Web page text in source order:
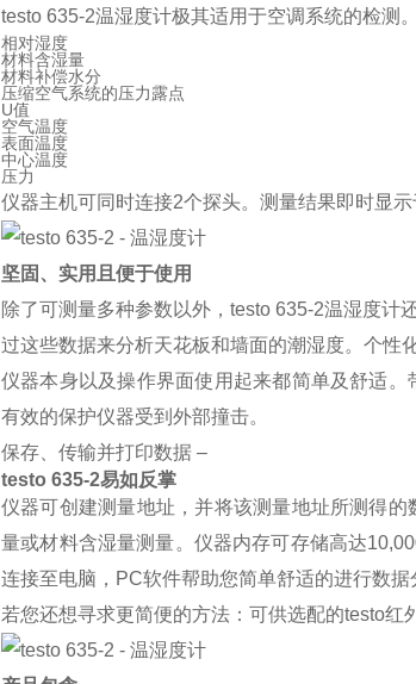
testo 635-2温湿度计极其适用于空调系统的检测
相对湿度
材料含湿量
材料补偿水分
压缩空气系统的压力露点
U值
空气温度
表面温度
中心温度
压力
仪器主机可同时连接2个探头。测量结果即时显示
坚固、实用且便于使用
除了可测量多种参数以外，testo 635-2温湿度计
过这些数据来分析天花板和墙面的潮湿度。个性
仪器本身以及操作界面使用起来都简单及舒适
有效的保护仪器受到外部撞击。
保存、传输并打印数据 –
testo 635-2易如反掌
仪器可创建测量地址，并将该测量地址所测得
量或材料含湿量测量。仪器内存可存储高达
连接至电脑，PC软件帮助您简单舒适的进行数据
若您还想寻求更简便的方法：可供选配的testo红